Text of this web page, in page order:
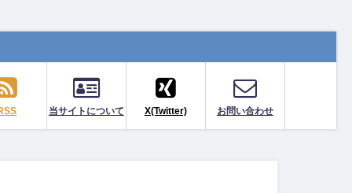
当サイトについて X(Twitter) お問い合わせ